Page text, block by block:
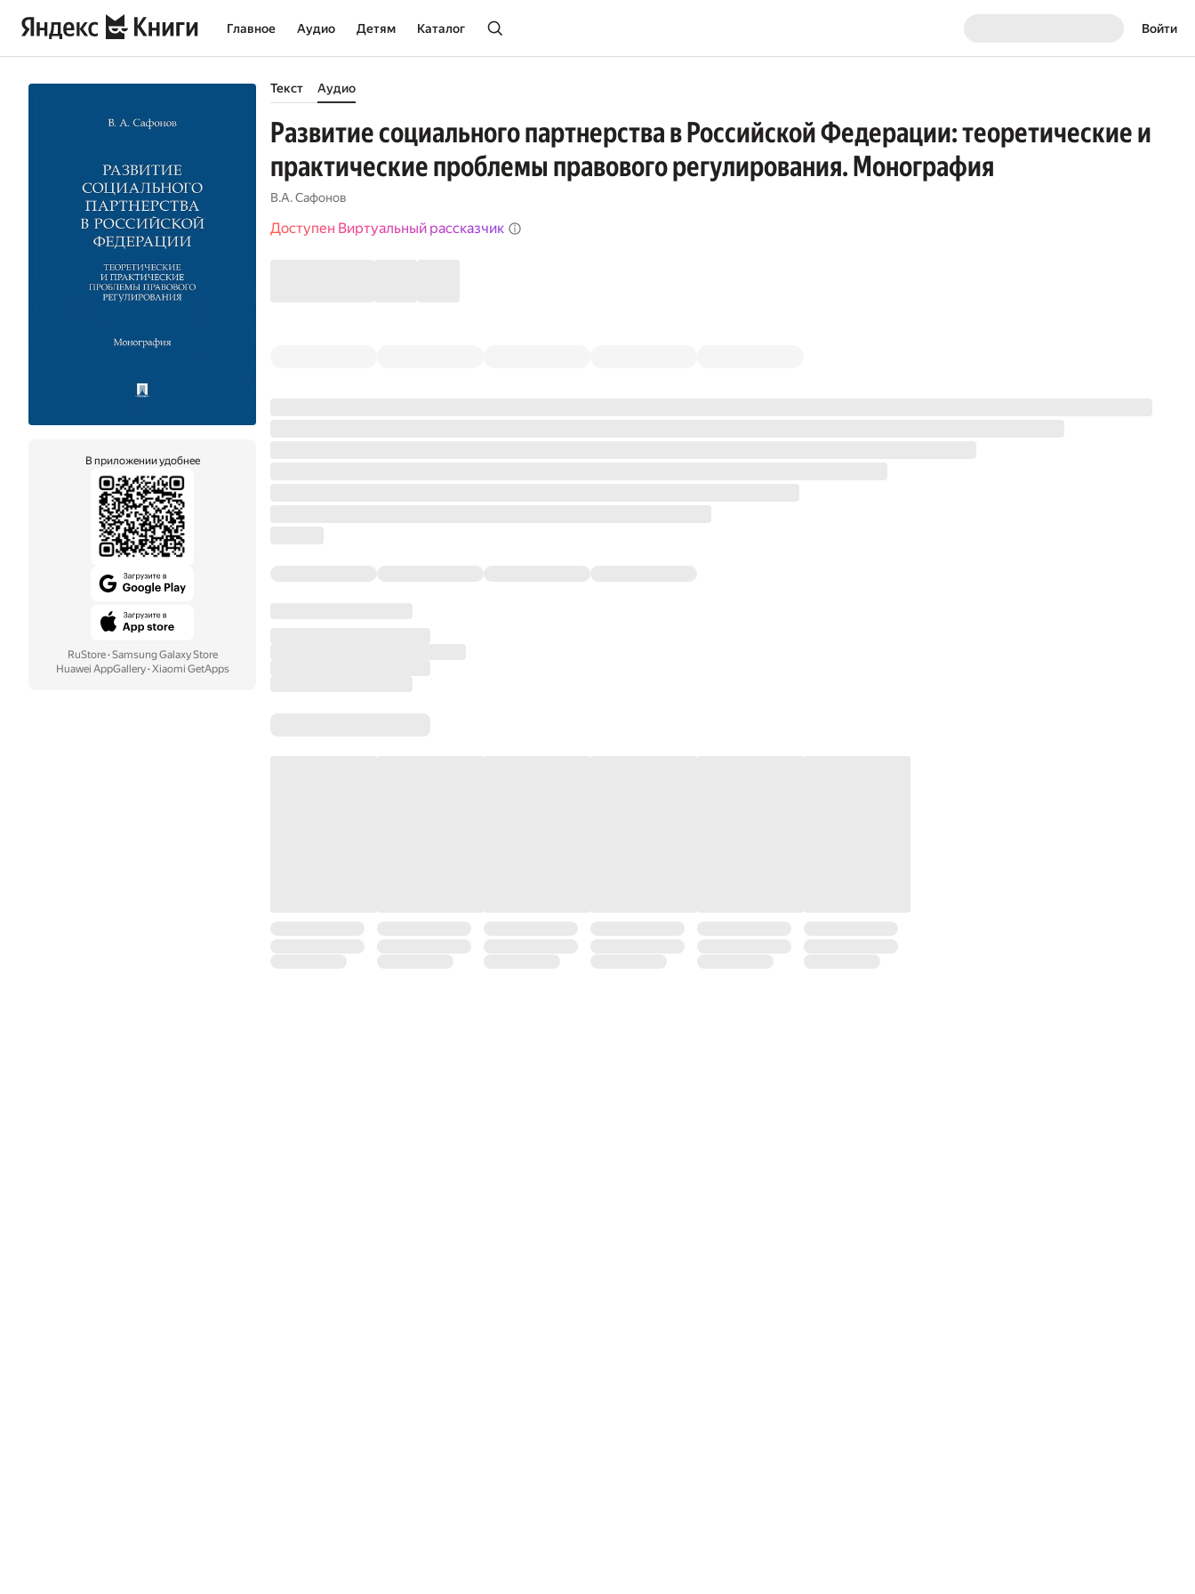
Главное Аудио Детям Каталог Войти
В приложении удобнее
RuStore· Samsung Galaxy Store
Huawei AppGallery· Xiaomi GetApps
Текст Аудио
Развитие социального партнерства в Российской Федерации: теоретические и
практические проблемы правового регулирования. Монография
В.А. Сафонов
Доступен Виртуальный рассказчик